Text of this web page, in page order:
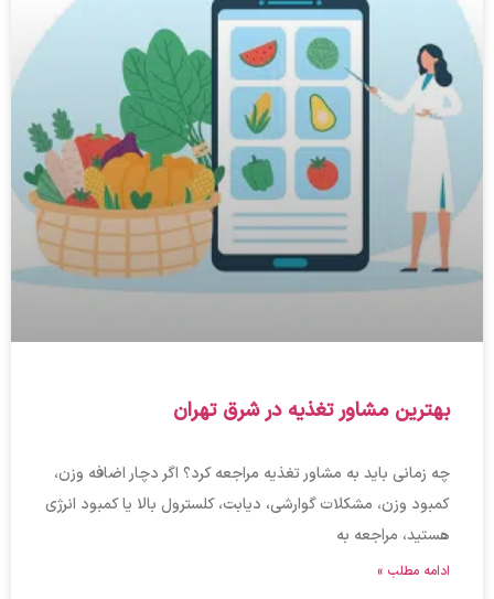
بهترین مشاور تغذیه در شرق تهران
چه زمانی باید به مشاور تغذیه مراجعه کرد؟ اگر دچار اضافه وزن،
کمبود وزن، مشکلات گوارشی، دیابت، کلسترول بالا یا کمبود انرژی
هستید، مراجعه به
ادامه مطلب »